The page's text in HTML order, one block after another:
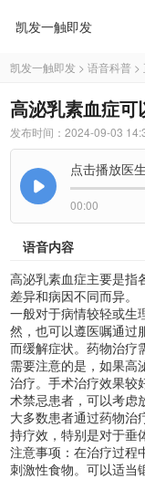
凯发一触即发
凯发一触即发 > 语音科普 >
高泌乳素血症
发布时间：2024-09-03
点击播放医
00:00
语音内容
高泌乳素血症主要是指
差异和病因不同而异。
一般对于病情较轻或生
然，也可以遵医嘱通过
而缓解症状。药物治疗
需要注意的是，如果高
治疗。手术治疗效果较
术禁忌患者，可以考虑
大多数患者通过药物治
持疗效，特别是对于垂
注意事项：在治疗过程
刺激性食物。可以适当